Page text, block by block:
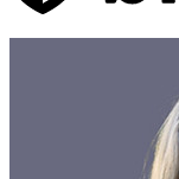
Gerenciador de